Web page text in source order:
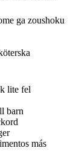
ga zoushoku
lite fel
barn
más